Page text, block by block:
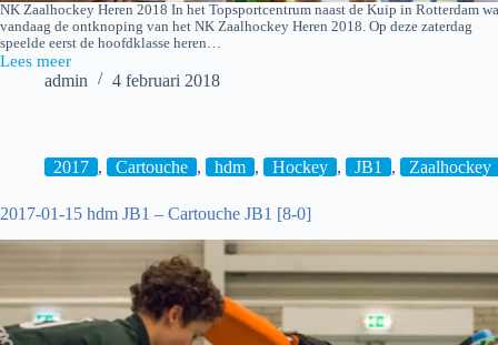
NK Zaalhockey Heren 2018 In het Topsportcentrum naast de Kuip in Rotterdam
vandaag de ontknoping van het NK Zaalhockey Heren 2018. Op deze zaterdag
speelde eerst de hoofdklasse heren…
Lees meer
2018-
admin 4 februari 2018
2017 , Cartouche , hdm , Hockey , JB1 , Zaalhockey
2017-01-15 hdm JB1 – Cartouche JB1 [8-0]